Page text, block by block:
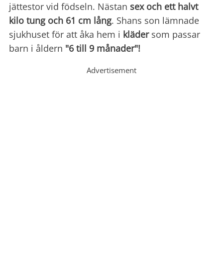
jättestor vid födseln. Nästan sex och ett halvt
kilo tung och 61 cm lång. Shans son lämnade
sjukhuset för att åka hem i klädersom passar
barn i åldern "6 till 9 månader"!
Advertisement